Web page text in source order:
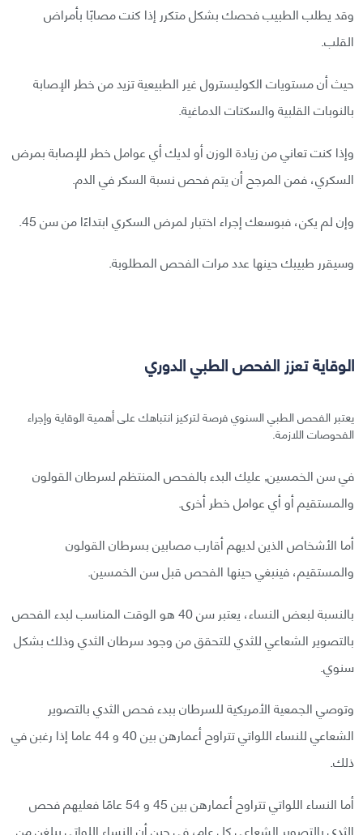
وقد يطلب الطبيب فحصك بشكل متكرر إذا كنت مصابًا بأمراض
القلب.
حيث أن مستويات الكوليسترول غير الطبيعية تزيد من خطر الإصابة
بالنوبات القلبية والسكتات الدماغية.
وإذا كنت تعاني من زيادة الوزن أو لديك أي عوامل خطر للإصابة بمرض
السكري، فمن المرجح أن يتم فحص نسبة السكر في الدم.
وإن لم يكن، فبوسعك إجراء اختبار لمرض السكري ابتداءًا من سن 45.
وسيقرر طبيبك حينها عدد مرات الفحص المطلوبة.
الوقاية تعزز الفحص الطبي الدوري
يعتبر الفحص الطبي السنوي فرصة لتركيز انتباهك على أهمية الوقاية وإجراء
الفحوصات اللازمة.
في سن الخمسين, عليك البدء بالفحص المنتظم لسرطان القولون
والمستقيم أو أي عوامل خطر أخرى.
أما الأشخاص الذين لديهم أقارب مصابين بسرطان القولون
والمستقيم، فينبغي حينها الفحص قبل سن الخمسين.
بالنسبة لبعض النساء، يعتبر سن 40 هو الوقت المناسب لبدء الفحص
بالتصوير الشعاعي للثدي للتحقق من وجود سرطان الثدي وذلك بشكل
سنوي.
وتوصي الجمعية الأمريكية للسرطان ببدء فحص الثدي بالتصوير
الشعاعي للنساء اللواتي تتراوح أعمارهن بين 40 و 44 عاما إذا رغبن في
ذلك.
أما النساء اللواتي تتراوح أعمارهن بين 45 و 54 عامًا فعليهم فحص
الثدي بالتصوير الشعاعي كل عام، في حين أن النساء اللواتي يبلغن من